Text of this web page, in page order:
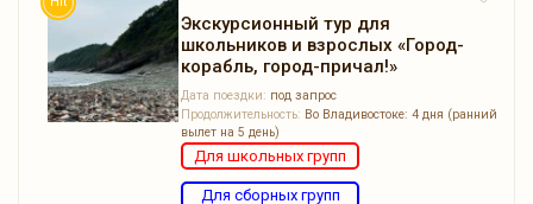
Экскурсионный тур для
школьников и взрослых «Город-
корабль, город-причал!»
Дата поездки: под запрос
Продолжительность: Во Владивостоке: 4 дня (ранний
вылет на 5 день)
Для школьных групп
Для сборных групп